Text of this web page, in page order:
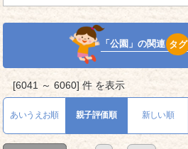
「公園」の関連 タグ
[6041 ～ 6060] 件 を表示
あいうえお順 親子評価順 新しい順